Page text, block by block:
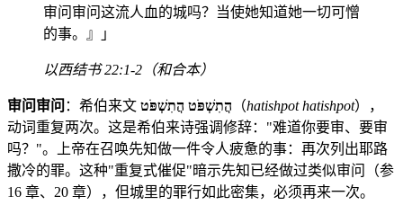
审问审问这流人血的城吗？当使她知道她一切可憎
的事。』」
以西结书 22:1-2（和合本）
审问审问 ：希伯来文 הֲתִשְׁפֹּט הֲתִשְׁפֹּט （hatishpot hatishpot），
动词重复两次。这是希伯来诗强调修辞："难道你要审、要审
吗？"。上帝在召唤先知做一件令人疲惫的事：再次列出耶路
撒冷的罪。这种"重复式催促"暗示先知已经做过类似审问（参
16 章、20 章），但城里的罪行如此密集，必须再来一次。